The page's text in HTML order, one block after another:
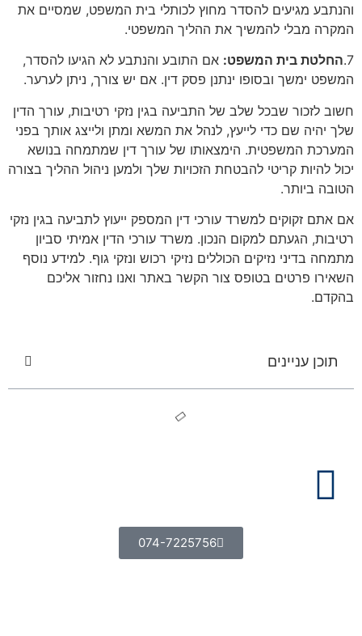
והנתבע מגיעים להסדר מחוץ לכותלי בית המשפט, שמסיים את
המקרה מבלי להמשיך את ההליך המשפטי.
7. החלטת בית המשפט: אם התובע והנתבע לא הגיעו להסדר,
המשפט ימשך ובסופו ינתנן פסק דין. אם יש צורך, ניתן לערער.
חשוב לזכור שבכל שלב של התביעה בגין נזקי רטיבות, עורך הדין
שלך יהיה שם כדי לייעץ, לנהל את המשא ומתן ולייצג אותך בפני
המערכת המשפטית. הימצאותו של עורך דין שמתמחה בנושא
יכול להיות קריטי להבטחת הזכויות שלך ולמען ניהול ההליך בצורה
הטובה ביותר.
אם אתם זקוקים למשרד עורכי דין המספק ייעוץ לתביעה בגין נזקי
רטיבות, הגעתם למקום הנכון. משרד עורכי הדין אמיתי סביון
מתמחה בדיני נזיקים הכוללים נזיקי רכוש ונזקי גוף. למידע נוסף
השאירו פרטים בטופס צור הקשר באתר ואנו נחזור אליכם
בהקדם.
תוכן עניינים
074-7225756